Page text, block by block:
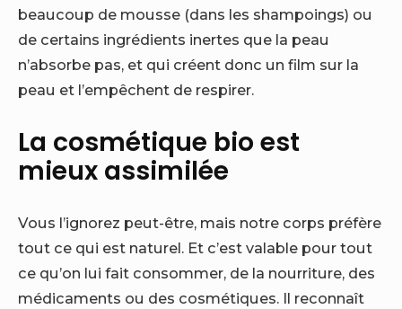
beaucoup de mousse (dans les shampoings) ou
de certains ingrédients inertes que la peau
n’absorbe pas, et qui créent donc un film sur la
peau et l’empêchent de respirer.
La cosmétique bio est
mieux assimilée
Vous l’ignorez peut-être, mais notre corps préfère
tout ce qui est naturel. Et c’est valable pour tout
ce qu’on lui fait consommer, de la nourriture, des
médicaments ou des cosmétiques. Il reconnaît